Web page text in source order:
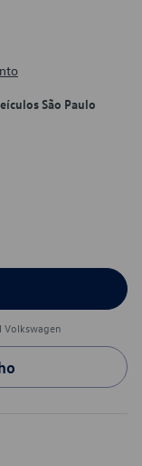
São Paulo
Volkswagen